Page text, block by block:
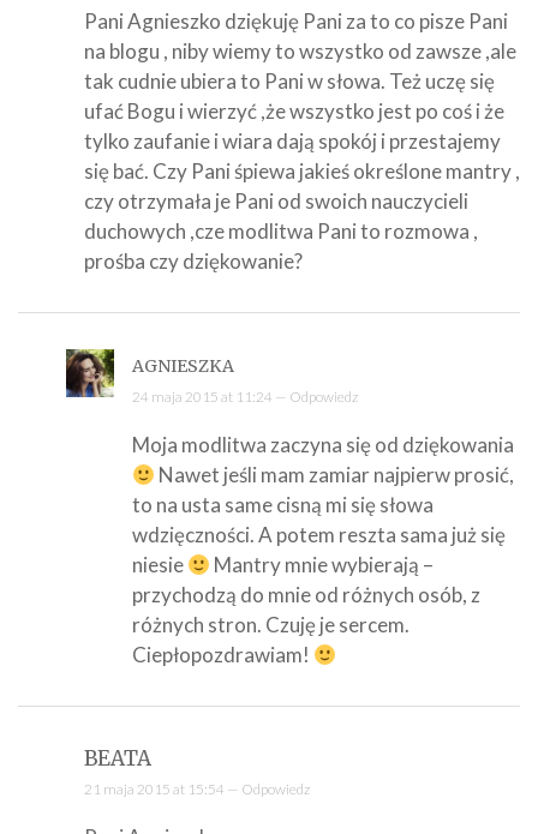
Pani Agnieszko dziękuję Pani za to co pisze Pani
na blogu , niby wiemy to wszystko od zawsze ,ale
tak cudnie ubiera to Pani w słowa. Też uczę się
ufać Bogu i wierzyć ,że wszystko jest po coś i że
tylko zaufanie i wiara dają spokój i przestajemy
się bać. Czy Pani śpiewa jakieś określone mantry ,
czy otrzymała je Pani od swoich nauczycieli
duchowych ,cze modlitwa Pani to rozmowa ,
prośba czy dziękowanie?
AGNIESZKA
24 maja 2015 at 11:24 — Odpowiedz
Moja modlitwa zaczyna się od dziękowania
Nawet jeśli mam zamiar najpierw prosić,
to na usta same cisną mi się słowa
wdzięczności. A potem reszta sama już się
niesie
Mantry mnie wybierają –
przychodzą do mnie od różnych osób, z
różnych stron. Czuję je sercem.
Ciepłopozdrawiam!
BEATA
21 maja 2015 at 15:54 — Odpowiedz